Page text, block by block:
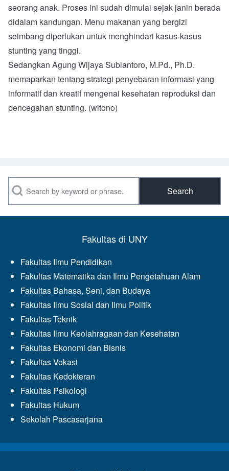
seorang anak. Proses ini sudah dimulai sejak janin berada
didalam kandungan. Menu makanan yang bergizi
seimbang diperlukan untuk menghindari kasus-kasus
stunting yang tinggi.
Sedangkan Agung Wijaya Subiantoro, M.Pd., Ph.D.
memaparkan tentang strategi penyebaran informasi yang
informatif dan kreatif mengenai kesehatan reproduksi dan
pencegahan stunting. (witono)
Search
Fakultas di UNY
Fakultas Ilmu Pendidikan
Fakultas Matematika dan Ilmu Pengetahuan Alam
Fakultas Bahasa, Seni, dan Budaya
Fakultas Ilmu Sosial dan Ilmu Politik
Fakultas Teknik
Fakultas Ilmu Keolahragaan dan Kesehatan
Fakultas Ekonomi dan Bisnis
Fakultas Vokasi
Fakultas Kedokteran
Fakultas Psikologi
Fakultas Hukum
Sekolah Pascasarjana